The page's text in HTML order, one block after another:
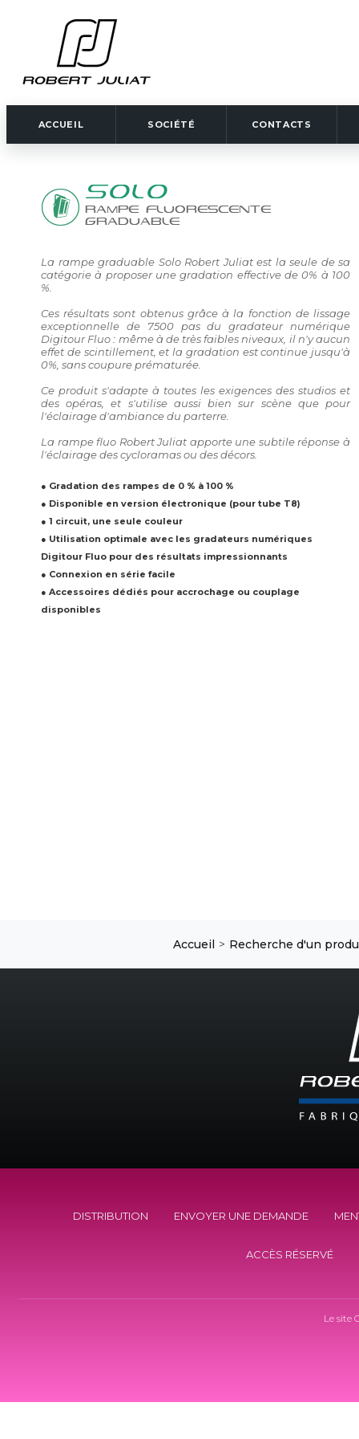
ACCUEIL SOCIÉTÉ CONTACTS
SOLO
RAMPE FLUORESCENTE
GRADUABLE
La rampe graduable Solo Robert Juliat est la seule de sa
catégorie à proposer une gradation effective de 0% à 100
%.
Ces résultats sont obtenus grâce à la fonction de lissage
exceptionnelle de 7500 pas du gradateur numérique
Digitour Fluo : même à de très faibles niveaux, il n'y aucun
effet de scintillement, et la gradation est continue jusqu'à
0%, sans coupure prématurée.
Ce produit s'adapte à toutes les exigences des studios et
des opéras, et s'utilise aussi bien sur scène que pour
l'éclairage d'ambiance du parterre.
La rampe fluo Robert Juliat apporte une subtile réponse à
l'éclairage des cycloramas ou des décors.
● Gradation des rampes de 0 % à 100 %
● Disponible en version électronique (pour tube T8)
● 1 circuit, une seule couleur
● Utilisation optimale avec les gradateurs numériques
Digitour Fluo pour des résultats impressionnants
● Connexion en série facile
● Accessoires dédiés pour accrochage ou couplage
disponibles
Accueil Recherche d'un
DISTRIBUTION ENVOYER UNE DEMANDE
ACCÈS RÉSERVÉ
Le site